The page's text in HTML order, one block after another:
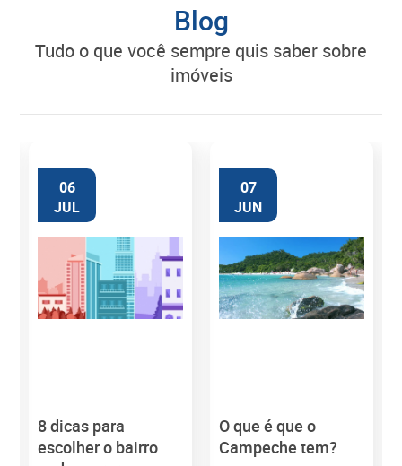
Blog
tudo o que você sempre quis saber sobre
imóveis
06
JUL
8 dicas para
escolher o bairro
07
JUN
O que é que o
Campeche tem?